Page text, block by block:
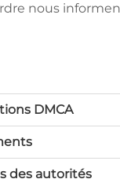
nous
DMCA
des autorités